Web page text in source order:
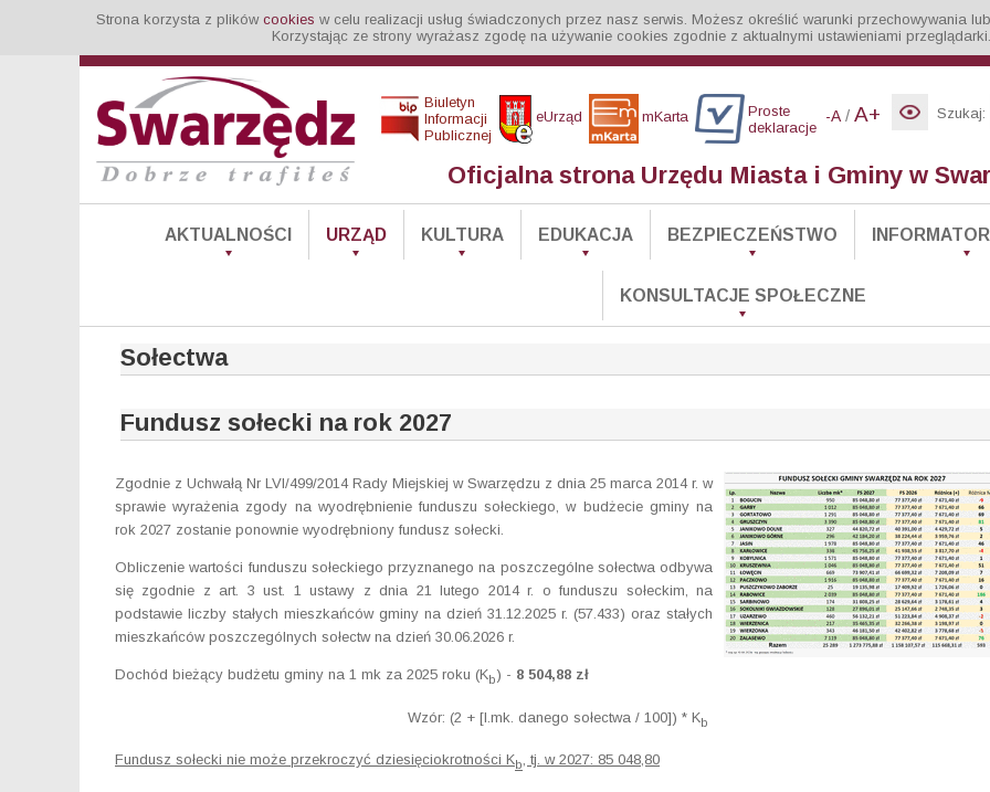
Strona korzysta z plików cookies w celu realizacji usług świadczonych przez nasz serwis. Możesz określić warunki przechowywania
Korzystając ze strony wyrażasz zgodę na używanie cookies zgodnie z aktualnymi ustawieniami przeglądarki.
Biuletyn
Informacji
Publicznej
eUrząd mKarta
Proste
deklaracje
-A / A+ Szukaj:
Oficjalna strona Urzędu Miasta i Gminy w
AKTUALNOŚCI URZĄD KULTURA EDUKACJA BEZPIECZEŃSTWO
KONSULTACJE SPOŁECZNE
Sołectwa
Fundusz sołecki na rok 2027
Zgodnie z Uchwałą Nr LVI/499/2014 Rady Miejskiej w Swarzędzu z dnia 25 marca 2014 r. w
sprawie wyrażenia zgody na wyodrębnienie funduszu sołeckiego, w budżecie gminy na
rok 2027 zostanie ponownie wyodrębniony fundusz sołecki.
Obliczenie wartości funduszu sołeckiego przyznanego na poszczególne sołectwa odbywa
się zgodnie z art. 3 ust. 1 ustawy z dnia 21 lutego 2014 r. o funduszu sołeckim, na
podstawie liczby stałych mieszkańców gminy na dzień 31.12.2025 r. (57.433) oraz stałych
mieszkańców poszczególnych sołectw na dzień 30.06.2026 r.
Dochód bieżący budżetu gminy na 1 mk za 2025 roku (Kb) - 8 504,88 zł
Wzór: (2 + [l.mk. danego sołectwa / 100]) * Kb
Fundusz sołecki nie może przekroczyć dziesięciokrotności Kb, tj. w 2027: 85 048,80